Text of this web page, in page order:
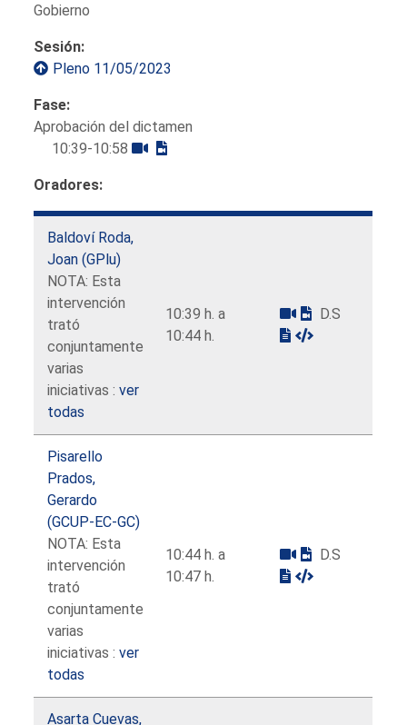
Gobierno
Sesión:
Pleno 11/05/2023
Fase:
Aprobación del dictamen
10:39-10:58
Oradores:
Baldoví Roda,
Joan (GPlu)
NOTA: Esta
intervención
trató
conjuntamente
varias
iniciativas :ver
todas
10:39 h. a
10:44 h.
D.S
Pisarello
Prados,
Gerardo
(GCUP-EC-GC)
NOTA: Esta
intervención
trató
conjuntamente
varias
iniciativas :ver
todas
10:44 h. a
10:47 h.
D.S
Asarta Cuevas,